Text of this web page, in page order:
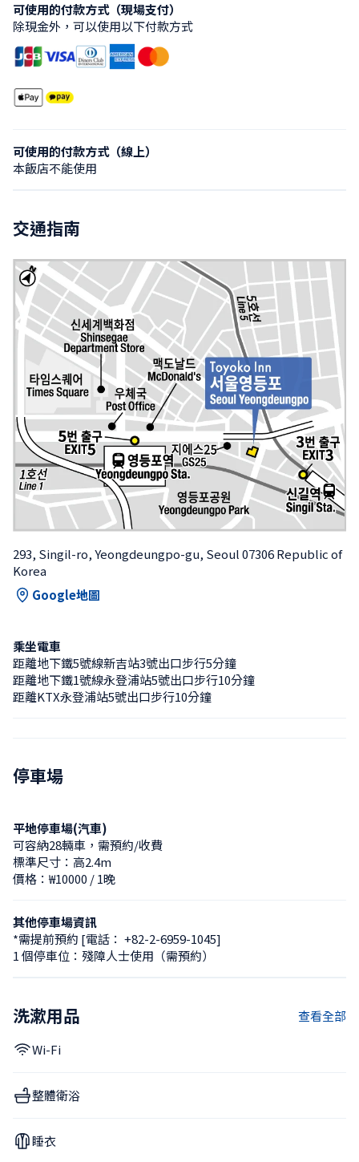
可使用的付款方式（現場支付）
除現金外，可以使用以下付款方式
可使用的付款方式（線上）
本飯店不能使用
交通指南
293, Singil-ro, Yeongdeungpo-gu, Seoul 07306 Republic of
Korea
Google地圖
乘坐電車
距離地下鐵5號線新吉站3號出口步行5分鐘
距離地下鐵1號線永登浦站5號出口步行10分鐘
距離KTX永登浦站5號出口步行10分鐘
停車場
平地停車場(汽車)
可容納28輛車，需預約/收費
標準尺寸：高2.4m
價格：₩10000 / 1晚
其他停車場資訊
*需提前預約 [電話： +82-2-6959-1045]
1 個停車位：殘障人士使用（需預約）
洗漱用品 查看全部
Wi-Fi
整體衛浴
睡衣